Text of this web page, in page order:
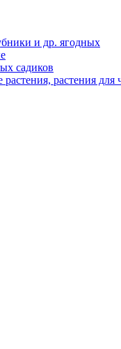
и др. ягодных
садиков
растения для